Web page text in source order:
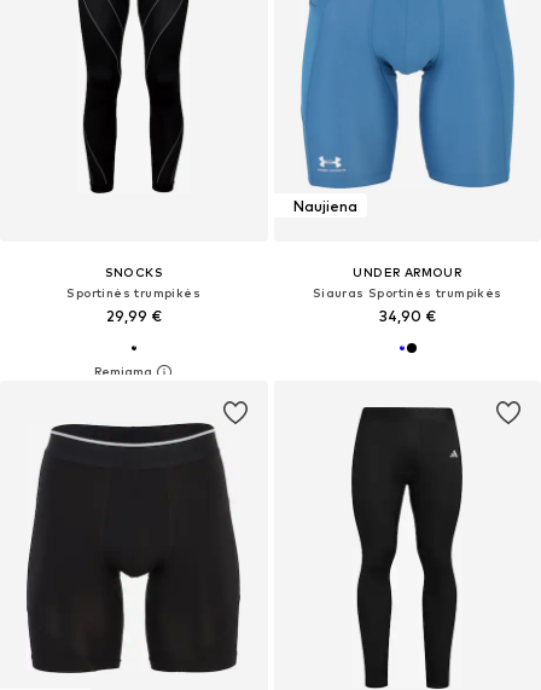
SNOCKS
Sportinės trumpikės
29,99 €
Naujiena
UNDER ARMOUR
Siauras Sportinės trumpikės
34,90 €